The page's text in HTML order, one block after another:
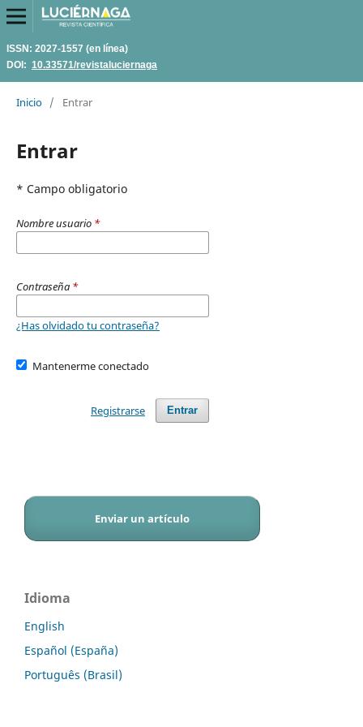
ISSN: 2027-1557 (en línea)
DOI: 10.33571/revistaluciernaga
Inicio / Entrar
Entrar
* Campo obligatorio
Nombre usuario *
Contraseña *
¿Has olvidado tu contraseña?
Mantenerme conectado
Entrar
Registrarse
Enviar un artículo
Idioma
English
Español (España)
Português (Brasil)